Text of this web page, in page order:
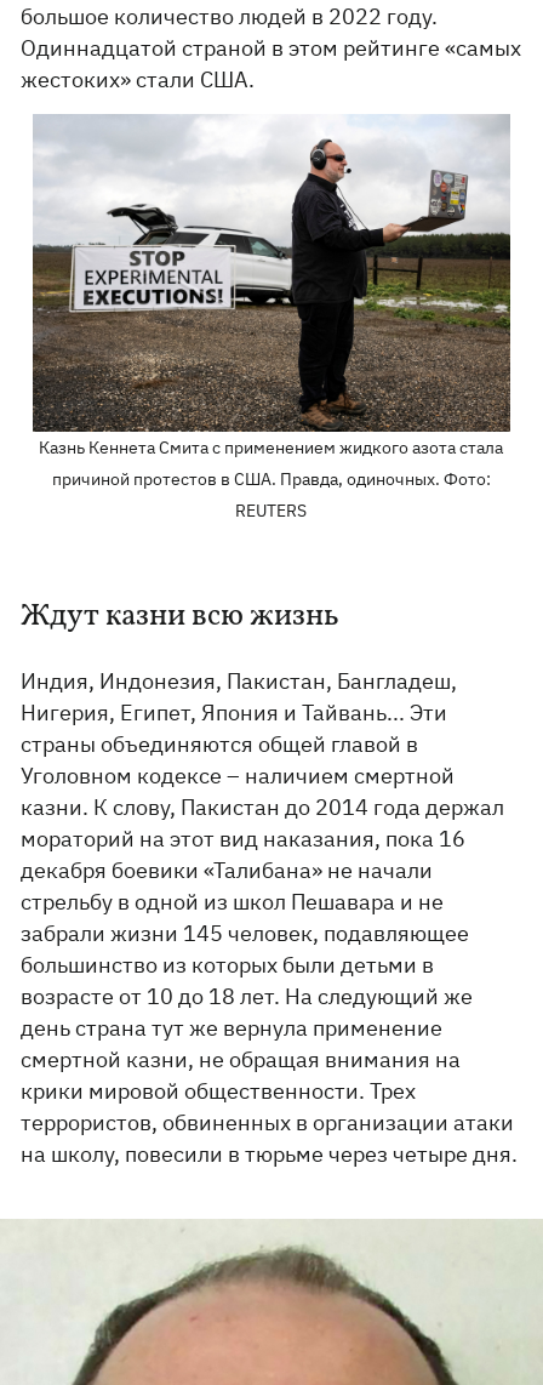
большое количество людей в 2022 году.
Одиннадцатой страной в этом рейтинге «самых
жестоких» стали США.
Казнь Кеннета Смита с применением жидкого азота стала
причиной протестов в США. Правда, одиночных. Фото:
REUTERS
Ждут казни всю жизнь
Индия, Индонезия, Пакистан, Бангладеш,
Нигерия, Египет, Япония и Тайвань... Эти
страны объединяются общей главой в
Уголовном кодексе – наличием смертной
казни. К слову, Пакистан до 2014 года держал
мораторий на этот вид наказания, пока 16
декабря боевики «Талибана» не начали
стрельбу в одной из школ Пешавара и не
забрали жизни 145 человек, подавляющее
большинство из которых были детьми в
возрасте от 10 до 18 лет. На следующий же
день страна тут же вернула применение
смертной казни, не обращая внимания на
крики мировой общественности. Трех
террористов, обвиненных в организации атаки
на школу, повесили в тюрьме через четыре дня.